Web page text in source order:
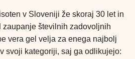
v Sloveniji že skoraj 30 let in
zaupanje številnih zadovoljnih
vera gel velja za enega najbolj
svoji kategoriji, saj ga odlikujejo: